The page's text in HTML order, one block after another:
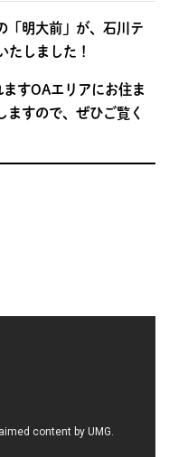
「明大前」が、石川テ
しました！
すOAエリアにお住ま
すので、ぜひご覧く